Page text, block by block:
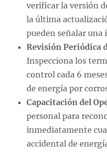
verificar la versión
la última
pueden señalar
Revisión Periódica
Inspecciona los
control cada 6
de energía por
Capacitación del
personal para
inmediatamente
accidental de